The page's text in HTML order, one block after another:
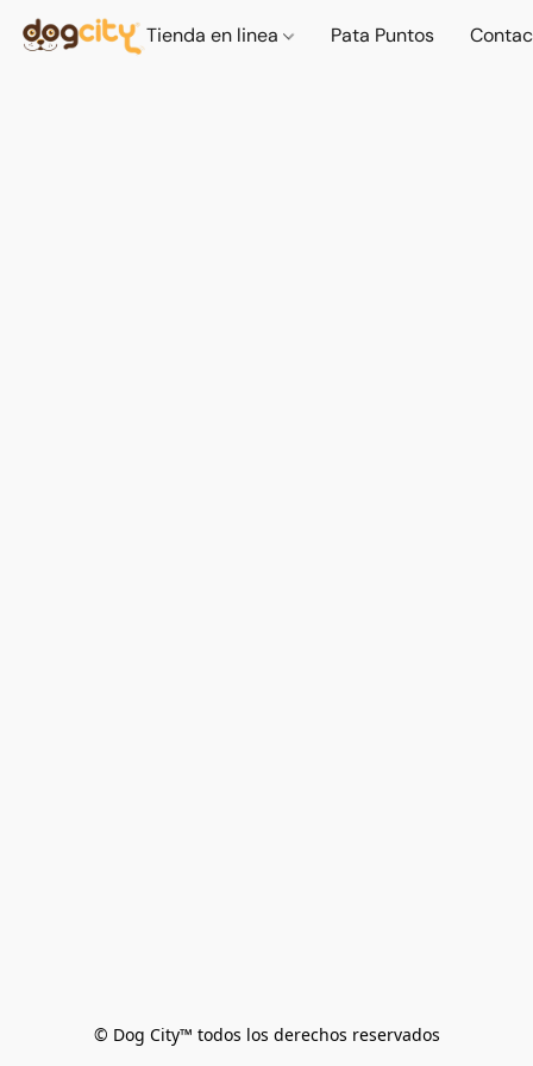
Tienda en linea Pata Puntos
© Dog City™ todos los derechos reservados